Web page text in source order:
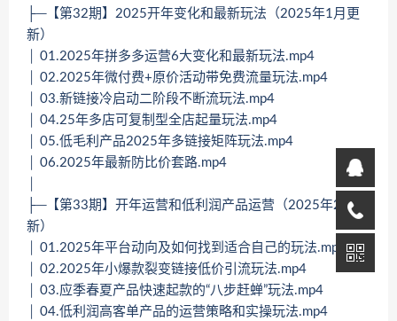
├─【第32期】2025开年变化和最新玩法（2025年1月更
新）
│ 01.2025年拼多多运营6大变化和最新玩法.mp4
│ 02.2025年微付费+原价活动带免费流量玩法.mp4
│ 03.新链接冷启动二阶段不断流玩法.mp4
│ 04.25年多店可复制型全店起量玩法.mp4
│ 05.低毛利产品2025年多链接矩阵玩法.mp4
│ 06.2025年最新防比价套路.mp4
├─【第33期】开年运营和低利润产品运营（2025年2月更
新）
│ 01.2025年平台动向及如何找到适合自己的玩法.mp4
│ 02.2025年小爆款裂变链接低价引流玩法.mp4
│ 03.应季春夏产品快速起款的“八步赶蝉”玩法.mp4
│ 04.低利润高客单产品的运营策略和实操玩法.mp4